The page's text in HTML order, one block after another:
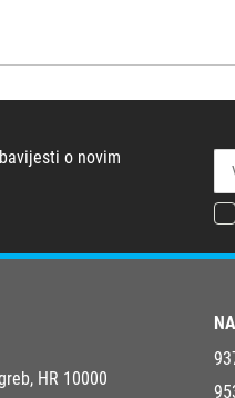
o novim
HR 10000